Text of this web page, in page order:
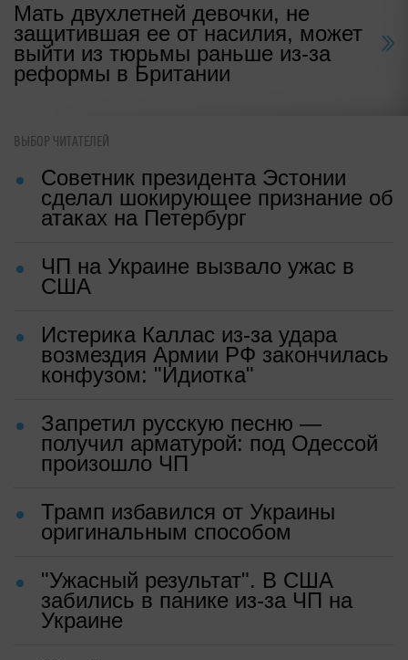
Мать двухлетней девочки, не
защитившая ее от насилия, может
выйти из тюрьмы раньше из-за
реформы в Британии
ВЫБОР ЧИТАТЕЛЕЙ
Советник президента Эстонии
сделал шокирующее признание об
атаках на Петербург
ЧП на Украине вызвало ужас в
США
Истерика Каллас из-за удара
возмездия Армии РФ закончилась
конфузом: "Идиотка"
Запретил русскую песню —
получил арматурой: под Одессой
произошло ЧП
Трамп избавился от Украины
оригинальным способом
"Ужасный результат". В США
забились в панике из-за ЧП на
Украине